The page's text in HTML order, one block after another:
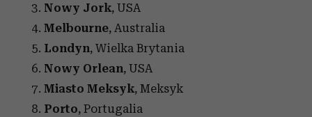
Nowy Jork, USA
Melbourne, Australia
Londyn, Wielka Brytania
Nowy Orlean, USA
Miasto Meksyk, Meksyk
Porto, Portugalia